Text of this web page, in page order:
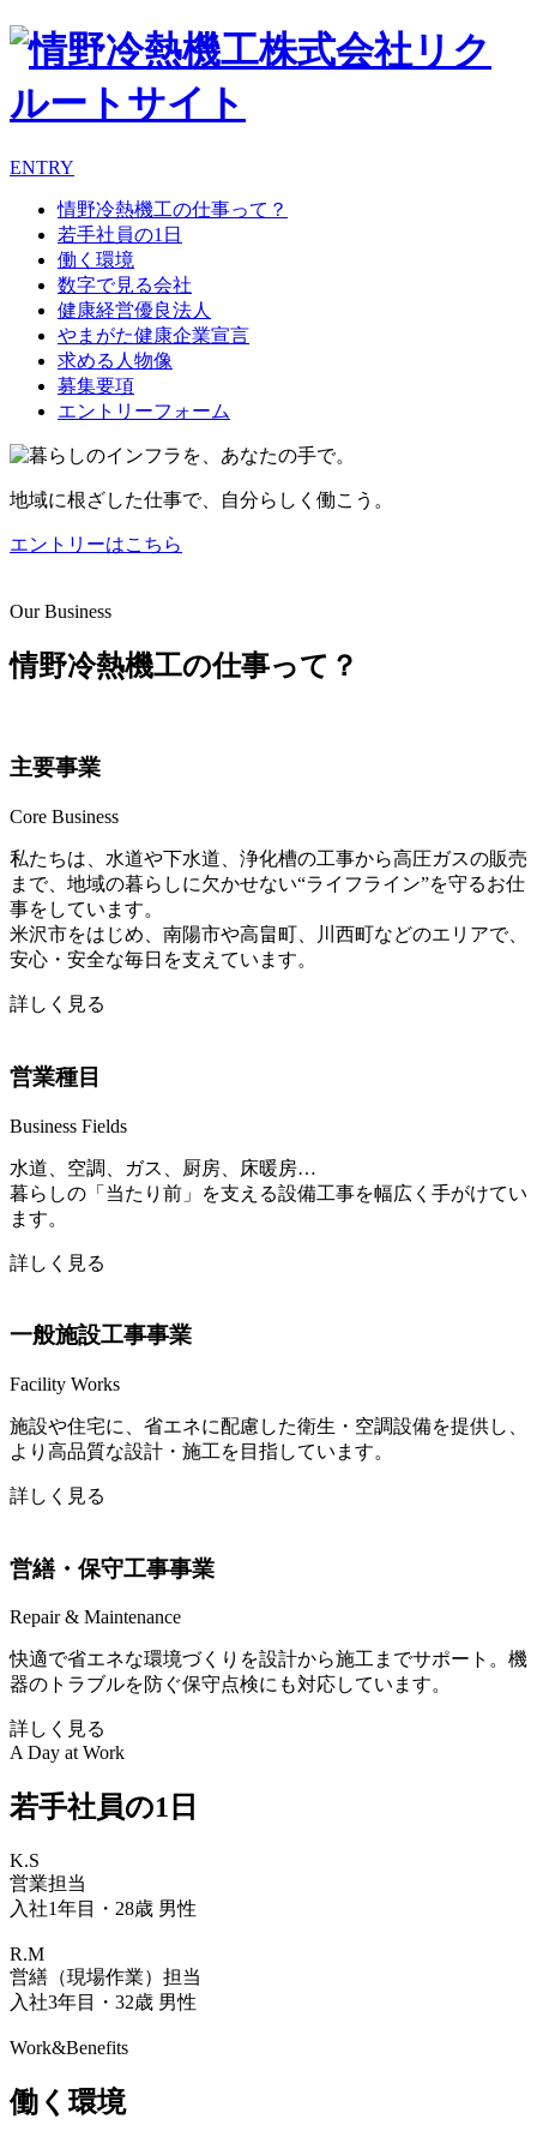
ENTRY
情野冷熱機工の仕事って？
若手社員の1日
働く環境
数字で見る会社
健康経営優良法人
やまがた健康企業宣言
求める人物像
募集要項
エントリーフォーム
地域に根ざした仕事で、自分らしく働こう。
エントリーはこちら
Our Business
情野冷熱機工の仕事って？
主要事業
Core Business
私たちは、水道や下水道、浄化槽の工事から高圧ガスの販売
まで、地域の暮らしに欠かせない“ライフライン”を守るお仕
事をしています。
米沢市をはじめ、南陽市や高畠町、川西町などのエリアで、
安心・安全な毎日を支えています。
詳しく見る
営業種目
Business Fields
水道、空調、ガス、厨房、床暖房…
暮らしの「当たり前」を支える設備工事を幅広く手がけてい
ます。
詳しく見る
一般施設工事事業
Facility Works
施設や住宅に、省エネに配慮した衛生・空調設備を提供し、
より高品質な設計・施工を目指しています。
詳しく見る
営繕・保守工事事業
Repair & Maintenance
快適で省エネな環境づくりを設計から施工までサポート。機
器のトラブルを防ぐ保守点検にも対応しています。
詳しく見る
A Day at Work
若手社員の1日
K.S
営業担当
入社1年目・28歳 男性
R.M
営繕（現場作業）担当
入社3年目・32歳 男性
Work&Benefits
働く環境